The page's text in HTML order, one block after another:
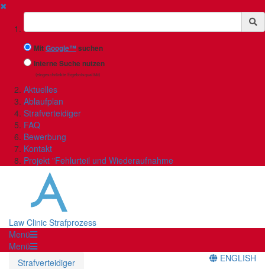
✖
Suchbegriff
MitGoogle™suchen
Interne Suche nutzen
(eingeschränkte Ergebnisqualität)
Aktuelles
Ablaufplan
Strafverteidiger
FAQ
Bewerbung
Kontakt
Projekt "Fehlurteil und Wiederaufnahme
Law Clinic Strafprozess
Menü
Menü
Strafverteidiger
ENGLISH